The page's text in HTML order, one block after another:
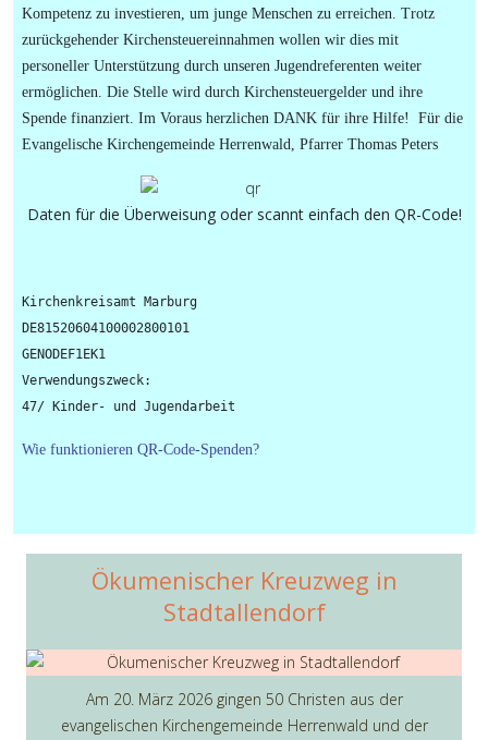
Kompetenz zu investieren, um junge Menschen zu erreichen. Trotz
zurückgehender Kirchensteuereinnahmen wollen wir dies mit
personeller Unterstützung durch unseren Jugendreferenten weiter
ermöglichen. Die Stelle wird durch Kirchensteuergelder und ihre
Spende finanziert. Im Voraus herzlichen DANK für ihre Hilfe! Für die
Evangelische Kirchengemeinde Herrenwald, Pfarrer Thomas Peters
Daten für die Überweisung oder scannt einfach den QR-Code!
Kirchenkreisamt Marburg
DE81520604100002800101
GENODEF1EK1
Verwendungszweck:
Wie funktionieren QR-Code-Spenden?
Ökumenischer Kreuzweg in
Stadtallendorf
Am 20. März 2026 gingen 50 Christen aus der
evangelischen Kirchengemeinde Herrenwald und der